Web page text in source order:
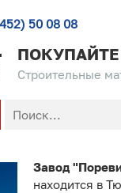
50 08 08
Строительные
Завод
находится в